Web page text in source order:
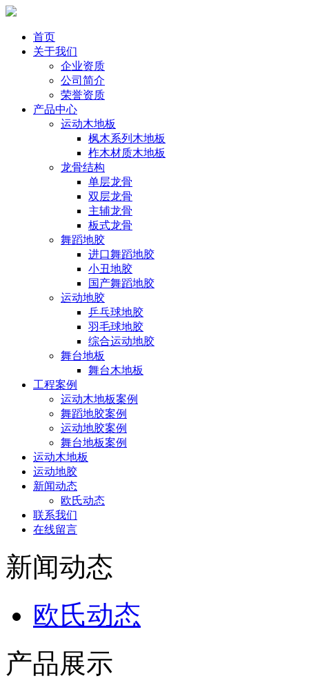
首页
关于我们
企业资质
公司简介
荣誉资质
产品中心
运动木地板
枫木系列木地板
柞木材质木地板
龙骨结构
单层龙骨
双层龙骨
主辅龙骨
板式龙骨
舞蹈地胶
进口舞蹈地胶
小丑地胶
国产舞蹈地胶
运动地胶
乒乓球地胶
羽毛球地胶
综合运动地胶
舞台地板
舞台木地板
工程案例
运动木地板案例
舞蹈地胶案例
运动地胶案例
舞台地板案例
运动木地板
运动地胶
新闻动态
欧氏动态
联系我们
在线留言
新闻动态
欧氏动态
产品展示